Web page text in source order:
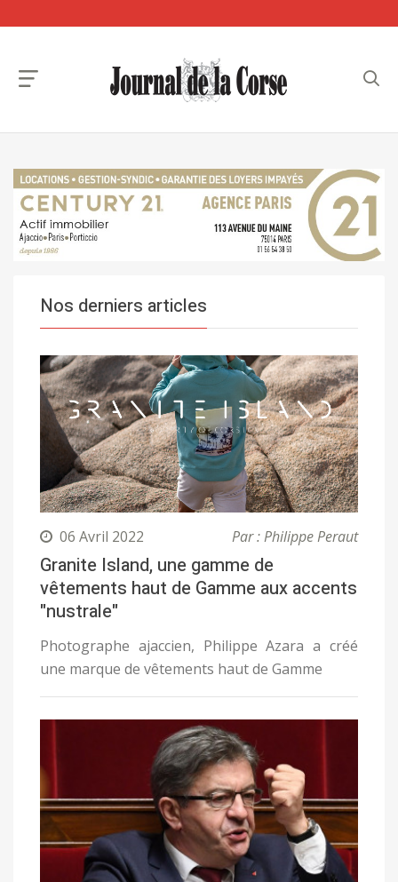
Nos derniers articles
06 Avril 2022 Par : Philippe Peraut
Granite Island, une gamme de
vêtements haut de Gamme aux accents
"nustrale"
Photographe ajaccien, Philippe Azara a créé
une marque de vêtements haut de Gamme